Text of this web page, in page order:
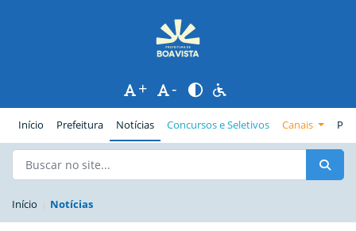
+ -
Início Prefeitura(página atual)
Notícias Concursos e Seletivos Canais
Início Notícias